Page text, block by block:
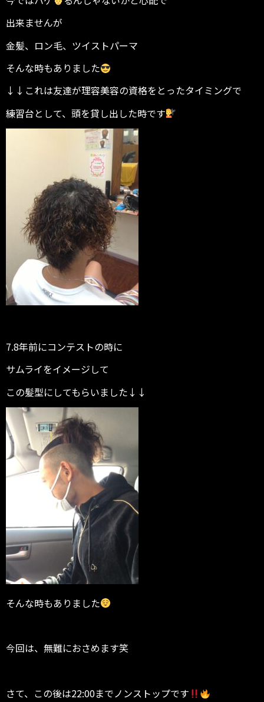
出来ませんが
金髪、ロン毛、ツイストパーマ
そんな時もありました
↓↓これは友達が理容美容の資格をとったタイミングで
練習台として、頭を貸し出した時です
7.8年前にコンテストの時に
サムライをイメージして
この髪型にしてもらいました↓↓
そんな時もありました
今回は、無難におさめます笑
さて、この後は22:00までノンストップです